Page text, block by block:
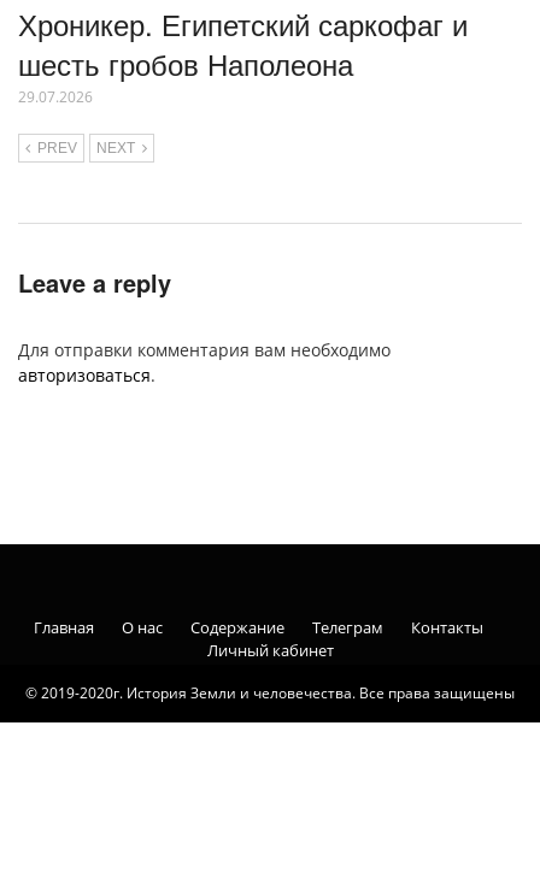
Хроникер. Египетский саркофаг и
шесть гробов Наполеона
29.07.2026
PREV NEXT
Leave a reply
Для отправки комментария вам необходимо
авторизоваться.
© 2019-2020г. История Земли и человечества. Все права защищены
Главная О нас Содержание Телеграм
Контакты
Личный кабинет